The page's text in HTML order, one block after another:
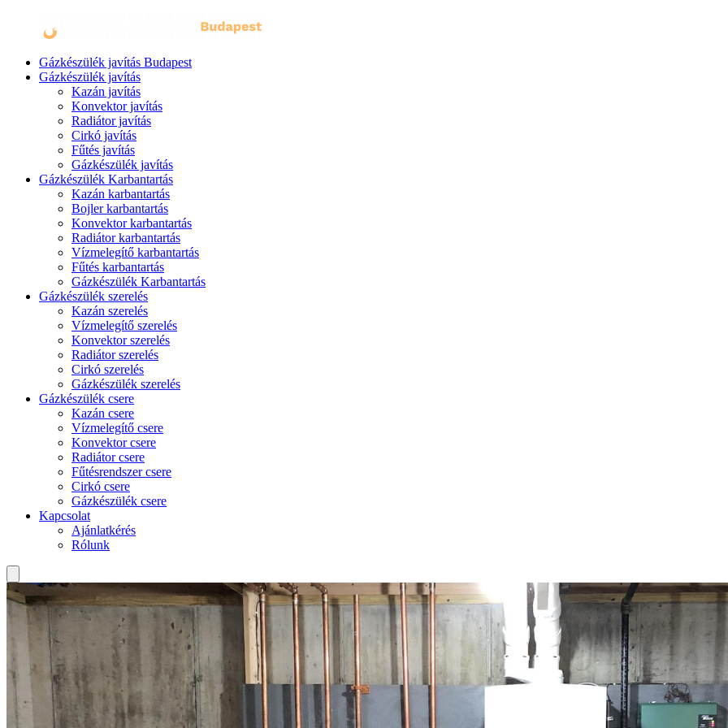
Gázkészülék javítás Budapest
Gázkészülék javítás
Kazán javítás
Konvektor javítás
Radiátor javítás
Cirkó javítás
Fűtés javítás
Gázkészülék javítás
Gázkészülék Karbantartás
Kazán karbantartás
Bojler karbantartás
Konvektor karbantartás
Radiátor karbantartás
Vízmelegítő karbantartás
Fűtés karbantartás
Gázkészülék Karbantartás
Gázkészülék szerelés
Kazán szerelés
Vízmelegítő szerelés
Konvektor szerelés
Radiátor szerelés
Cirkó szerelés
Gázkészülék szerelés
Gázkészülék csere
Kazán csere
Vízmelegítő csere
Konvektor csere
Radiátor csere
Fűtésrendszer csere
Cirkó csere
Gázkészülék csere
Kapcsolat
Ajánlatkérés
Rólunk